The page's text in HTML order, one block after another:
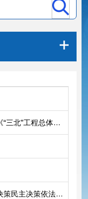
”工程总体规划》
主决策依法决策 ...